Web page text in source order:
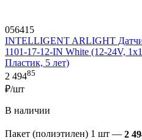
056415
INTELLIGENT ARLIGHT
1101-17-12-IN White (12-24V,
Пластик, 5 лет)
2 49485
₽/шт
В наличии
Пакет (полиэтилен) 1 шт — 2